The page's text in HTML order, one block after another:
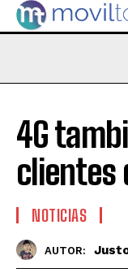
4G
clientes
NOTICIAS
AUTOR: